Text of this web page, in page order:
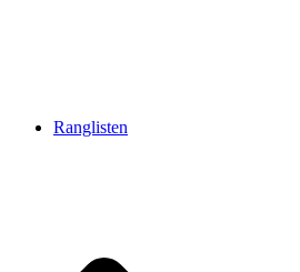
Ranglisten